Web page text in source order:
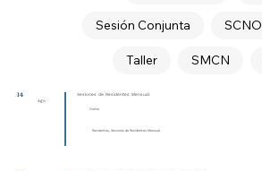
SCNO
Sesión Conjunta
SMCN
Taller
14
ago
Sesiones de Residentes Mensual
Online
Residentes, Sesiones de Residentes Mensual